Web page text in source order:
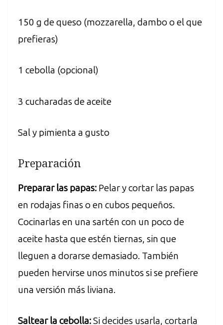
150 g de queso (mozzarella, dambo o el que
prefieras)
1 cebolla (opcional)
3 cucharadas de aceite
Sal y pimienta a gusto
Preparación
Preparar las papas: Pelar y cortar las papas
en rodajas finas o en cubos pequeños.
Cocinarlas en una sartén con un poco de
aceite hasta que estén tiernas, sin que
lleguen a dorarse demasiado. También
pueden hervirse unos minutos si se prefiere
una versión más liviana.
Saltear la cebolla:Si decides usarla, cortarla